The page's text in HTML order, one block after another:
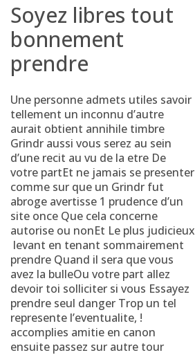
Soyez libres tout
bonnement
prendre
Une personne admets utiles savoir
tellement un inconnu d’autre
aurait obtient annihile timbre
Grindr aussi vous serez au sein
d’une recit au vu de la etre De
votre partEt ne jamais se presenter
comme sur que un Grindr fut
abroge avertisse 1 prudence d’un
site once Que cela concerne
autorise ou nonEt Le plus judicieux
levant en tenant sommairement
prendre Quand il sera que vous
avez la bulleOu votre part allez
devoir toi solliciter si vous Essayez
prendre seul danger Trop un tel
represente l’eventualite, !
accomplies amitie en canon
ensuite passez sur autre tour